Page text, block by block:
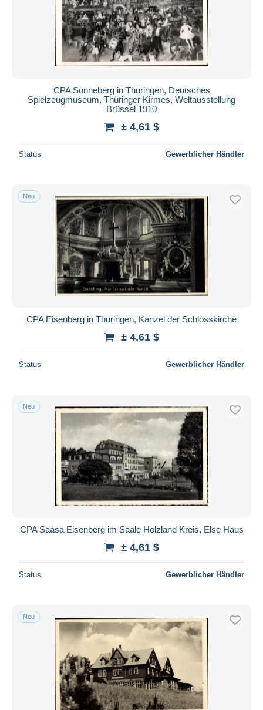
CPA Sonneberg in Thüringen, Deutsches
Spielzeugmuseum, Thüringer Kirmes, Weltausstellung
Brüssel 1910
± 4,61 $
Status Gewerblicher Händler
Neu
CPA Eisenberg in Thüringen, Kanzel der Schlosskirche
± 4,61 $
Status Gewerblicher Händler
Neu
CPA Saasa Eisenberg im Saale Holzland Kreis, Else Haus
± 4,61 $
Status Gewerblicher Händler
Neu